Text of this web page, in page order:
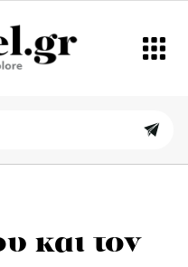
και τον